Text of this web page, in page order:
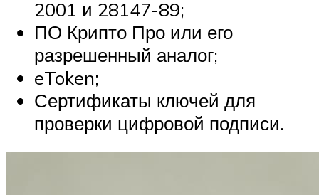
2001 и 28147-89;
ПО Крипто Про или его
разрешенный аналог;
eToken;
Сертификаты ключей для
проверки цифровой подписи.